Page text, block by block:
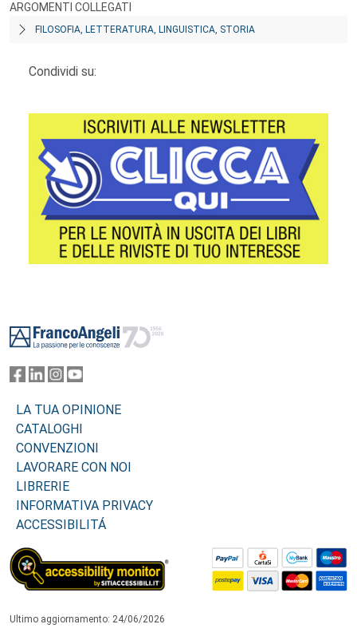
ARGOMENTI COLLEGATI
FILOSOFIA, LETTERATURA, LINGUISTICA, STORIA
Condividi su:
LA TUA OPINIONE
CATALOGHI
CONVENZIONI
LAVORARE CON NOI
LIBRERIE
INFORMATIVA PRIVACY
ACCESSIBILITÁ
Ultimo aggiornamento: 24/06/2026